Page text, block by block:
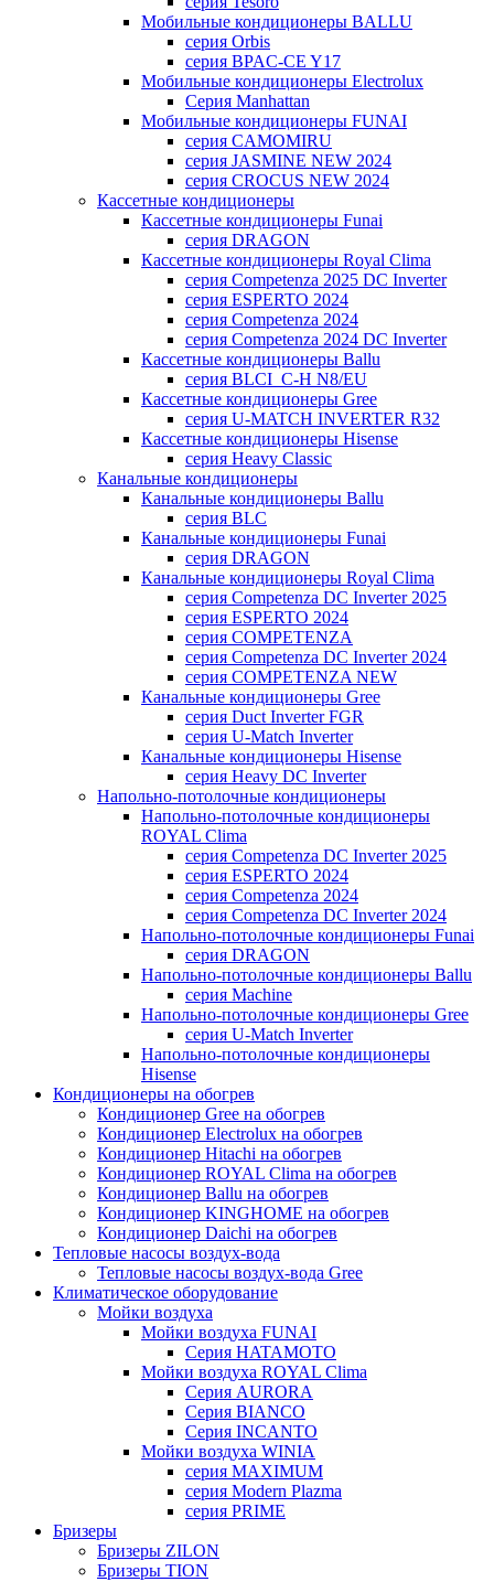
Мобильные кондиционеры BALLU
серия Orbis
серия BPAC-CE Y17
Мобильные кондиционеры Electrolux
Cерия Manhattan
Мобильные кондиционеры FUNAI
серия CAMOMIRU
серия JASMINE NEW 2024
серия CROCUS NEW 2024
Кассетные кондиционеры
Кассетные кондиционеры Funai
серия DRAGON
Кассетные кондиционеры Royal Clima
серия Competenza 2025 DC Inverter
серия ESPERTO 2024
серия Competenza 2024
серия Competenza 2024 DC Inverter
Кассетные кондиционеры Ballu
серия BLCI_C-H N8/EU
Кассетные кондиционеры Gree
серия U-MATCH INVERTER R32
Кассетные кондиционеры Hisense
серия Heavy Classic
Канальные кондиционеры
Канальные кондиционеры Ballu
серия BLC
Канальные кондиционеры Funai
серия DRAGON
Канальные кондиционеры Royal Clima
серия Competenza DC Inverter 2025
серия ESPERTO 2024
серия COMPETENZA
серия Competenza DC Inverter 2024
серия COMPETENZA NEW
Канальные кондиционеры Gree
серия Duct Inverter FGR
серия U-Match Inverter
Канальные кондиционеры Hisense
серия Heavy DC Inverter
Напольно-потолочные кондиционеры
Напольно-потолочные кондиционеры
ROYAL Clima
серия Competenza DC Inverter 2025
серия ESPERTO 2024
серия Competenza 2024
серия Competenza DC Inverter 2024
Напольно-потолочные кондиционеры Funai
серия DRAGON
Напольно-потолочные кондиционеры Ballu
серия Machine
Напольно-потолочные кондиционеры Gree
серия U-Match Inverter
Напольно-потолочные кондиционеры
Hisense
Кондиционеры на обогрев
Кондиционер Gree на обогрев
Кондиционер Electrolux на обогрев
Кондиционер Hitachi на обогрев
Кондиционер ROYAL Clima на обогрев
Кондиционер Ballu на обогрев
Кондиционер KINGHOME на обогрев
Кондиционер Daichi на обогрев
Тепловые насосы воздух-вода
Тепловые насосы воздух-вода Gree
Климатическое оборудование
Мойки воздуха
Мойки воздуха FUNAI
Серия HATAMOTO
Мойки воздуха ROYAL Clima
Серия AURORA
Серия BIANCO
Серия INCANTO
Мойки воздуха WINIA
серия MAXIMUM
серия Modern Plazma
серия PRIME
Бризеры
Бризеры ZILON
Бризеры TION